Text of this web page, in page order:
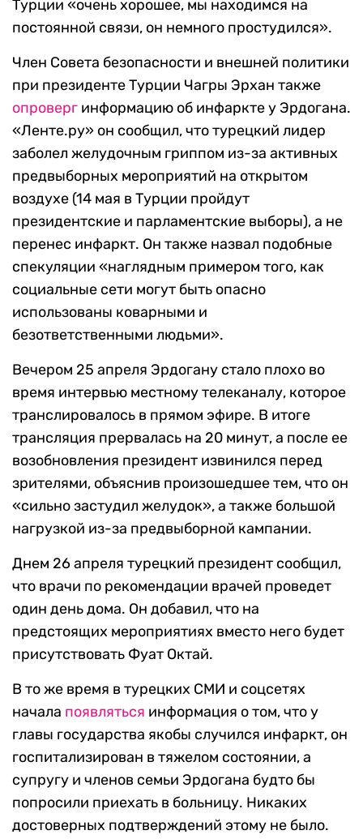
Турции «очень хорошее, мы находимся на
постоянной связи, он немного простудился».
Член Совета безопасности и внешней политики
при президенте Турции Чагры Эрхан также
опроверг информацию об инфаркте у Эрдогана.
«Ленте.ру» он сообщил, что турецкий лидер
заболел желудочным гриппом из-за активных
предвыборных мероприятий на открытом
воздухе (14 мая в Турции пройдут
президентские и парламентские выборы), а не
перенес инфаркт. Он также назвал подобные
спекуляции «наглядным примером того, как
социальные сети могут быть опасно
использованы коварными и
безответственными людьми».
Вечером 25 апреля Эрдогану стало плохо во
время интервью местному телеканалу, которое
транслировалось в прямом эфире. В итоге
трансляция прервалась на 20 минут, а после ее
возобновления президент извинился перед
зрителями, объяснив произошедшее тем, что он
«сильно застудил желудок», а также большой
нагрузкой из-за предвыборной кампании.
Днем 26 апреля турецкий президент сообщил,
что врачи по рекомендации врачей проведет
один день дома. Он добавил, что на
предстоящих мероприятиях вместо него будет
присутствовать Фуат Октай.
В то же время в турецких СМИ и соцсетях
начала появляться информация о том, что у
главы государства якобы случился инфаркт, он
госпитализирован в тяжелом состоянии, а
супругу и членов семьи Эрдогана будто бы
попросили приехать в больницу. Никаких
достоверных подтверждений этому не было.